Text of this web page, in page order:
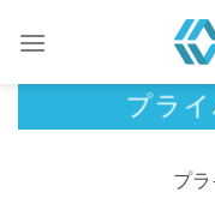
プラ
プ